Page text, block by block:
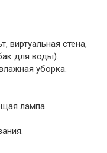
виртуальная стена,
для воды).
уборка.
лампа.